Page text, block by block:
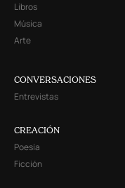
Libros
Música
Arte
CONVERSACIONES
Entrevistas
CREACIÓN
Poesía
Ficción